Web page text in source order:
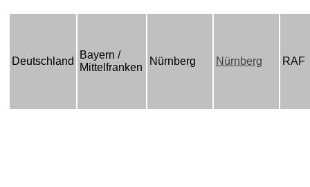
Deutschland
Bayern /
Mittelfranken
Nürnberg Nürnberg RAF